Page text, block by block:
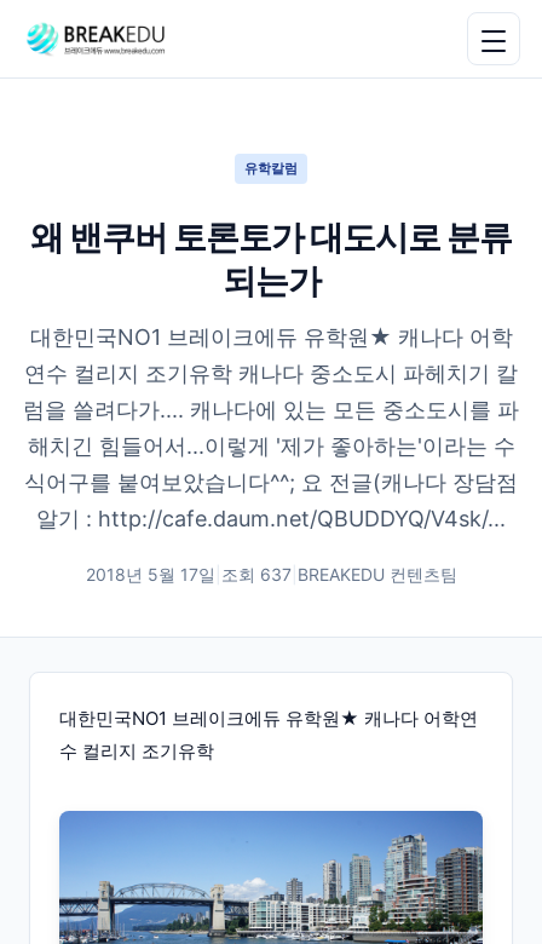
유학칼럼
왜 밴쿠버 토론토가 대도시로 분류
되는가
대한민국NO1 브레이크에듀 유학원★ 캐나다 어학
연수 컬리지 조기유학 캐나다 중소도시 파헤치기 칼
럼을 쓸려다가.... 캐나다에 있는 모든 중소도시를 파
해치긴 힘들어서...이렇게 '제가 좋아하는'이라는 수
식어구를 붙여보았습니다^^; 요 전글(캐나다 장담점
알기 : http://cafe.daum.net/QBUDDYQ/V4sk/...
2018년 5월 17일 조회 637| BREAKEDU 컨텐츠팀
대한민국NO1 브레이크에듀 유학원★ 캐나다 어학연
수 컬리지 조기유학